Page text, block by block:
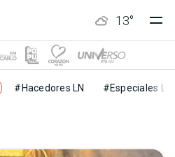
13°
#Hacedores LN #Especiales LN